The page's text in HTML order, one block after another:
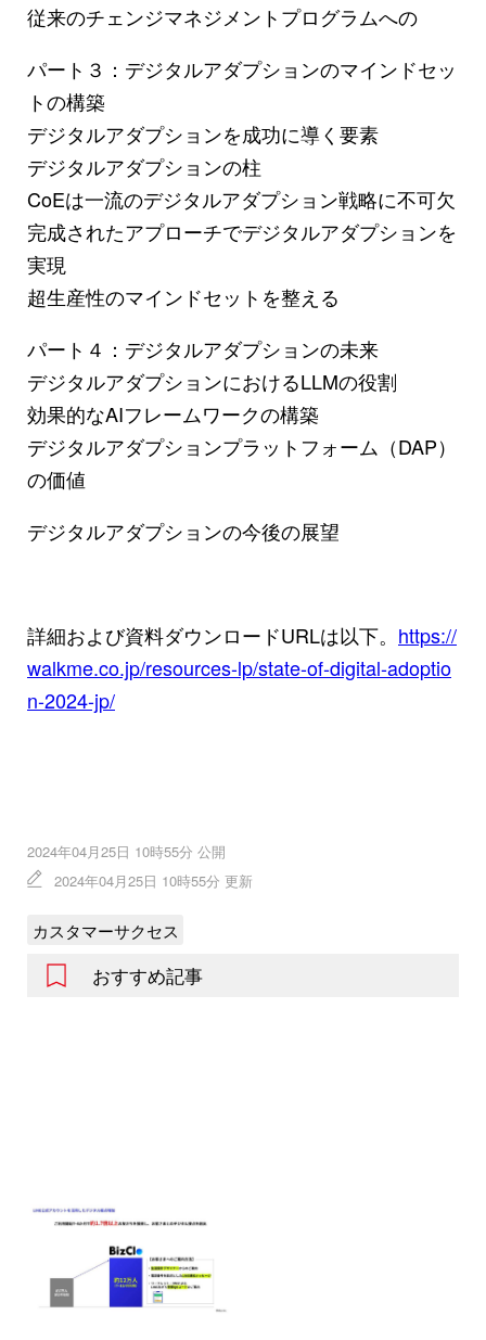
従来のチェンジマネジメントプログラムへの
パート３：デジタルアダプションのマインドセッ
トの構築
デジタルアダプションを成功に導く要素
デジタルアダプションの柱
CoEは一流のデジタルアダプション戦略に不可欠
完成されたアプローチでデジタルアダプションを
実現
超生産性のマインドセットを整える
パート４：デジタルアダプションの未来
デジタルアダプションにおけるLLMの役割
効果的なAIフレームワークの構築
デジタルアダプションプラットフォーム（DAP）
の価値
デジタルアダプションの今後の展望
詳細および資料ダウンロードURLは以下。 https://
walkme.co.jp/resources-lp/state-of-digital-adoptio
n-2024-jp/
2024年04月25日 10時55分 公開
2024年04月25日 10時55分 更新
カスタマーサクセス
おすすめ記事